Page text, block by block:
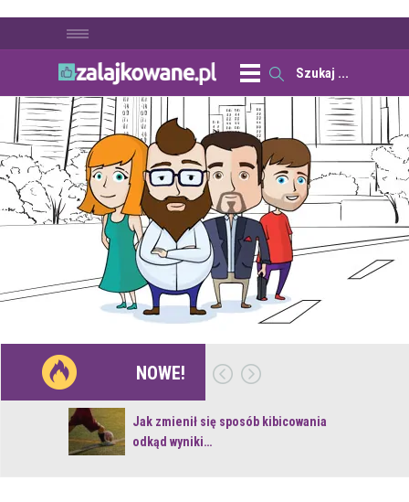
NOWE!
Jak zmienił się sposób kibicowania
odkąd wyniki…